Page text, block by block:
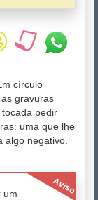
círculo
gravuras
pedir
uma que lhe
algo negativo.
Aviso
um